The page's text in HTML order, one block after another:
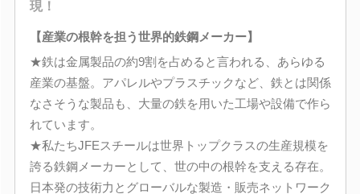
現！
【産業の根幹を担う世界的鉄鋼メーカー】
★鉄は金属製品の約9割を占めると言われる、あらゆる
産業の基盤。アパレルやプラスチックなど、鉄とは関係
なさそうな製品も、大量の鉄を用いた工場や設備で作ら
れています。
★私たちJFEスチールは世界トップクラスの生産規模を
誇る鉄鋼メーカーとして、世の中の根幹を支える存在。
日本発の技術力とグローバルな製造・販売ネットワーク